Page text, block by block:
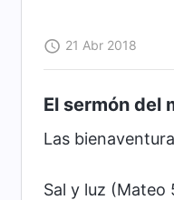
21 Abr 2018
El sermón del
Las
Sal y luz (Mateo